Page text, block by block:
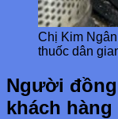
Chị Kim
thuốc dân
Người
khách hàng